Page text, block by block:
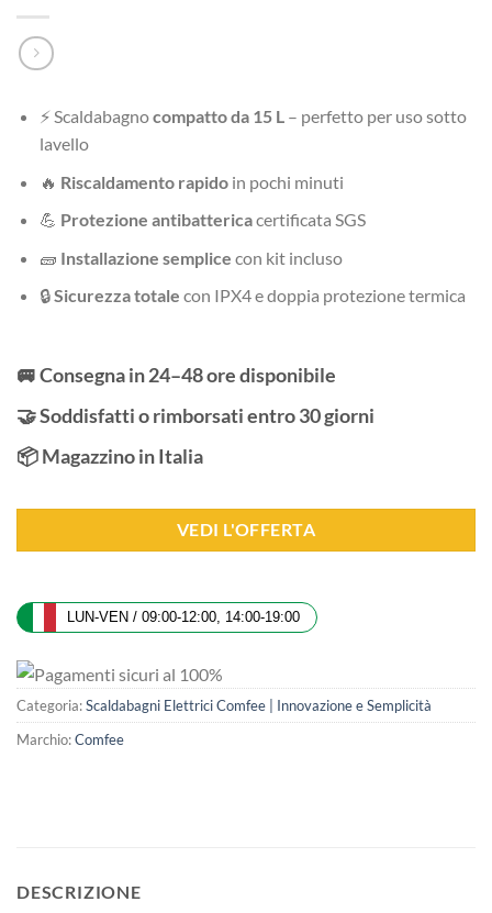
⚡ Scaldabagnocompatto da 15 L– perfetto per uso sotto
lavello
🔥 Riscaldamento rapidoin pochi minuti
💪 Protezione antibattericacertificata SGS
🧱 Installazione semplice con kit incluso
🔒Sicurezza totale con IPX4 e doppia protezione termica
🚐 Consegna in 24–48 ore disponibile
🤝 Soddisfatti o rimborsati entro 30 giorni
📦 Magazzino in Italia
VEDI L'OFFERTA
LUN-VEN / 09:00-12:00, 14:00-19:00
Categoria:Scaldabagni Elettrici Comfee | Innovazione e Semplicità
Marchio:Comfee
DESCRIZIONE